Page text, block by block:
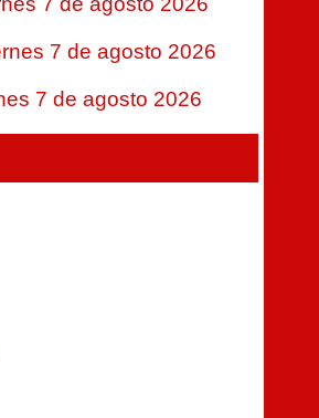
7 de agosto 2026
7 de agosto 2026